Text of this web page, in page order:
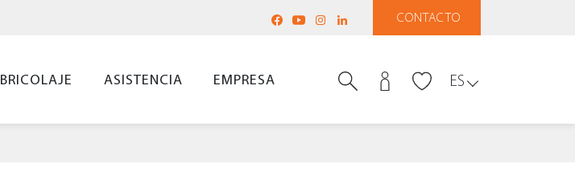
CONTACTO
BRICOLAJE ASISTENCIA EMPRESA ES